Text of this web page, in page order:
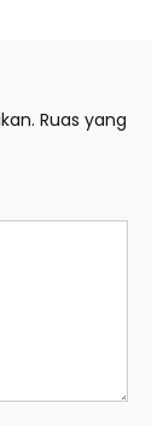
Ruas yang